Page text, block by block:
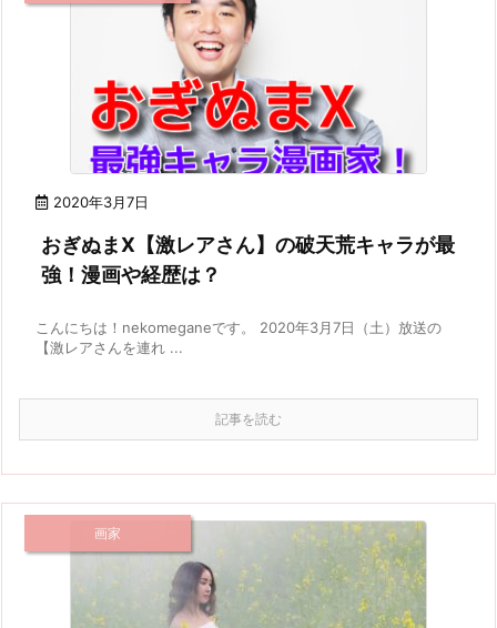
2020年3月7日
おぎぬまX【激レアさん】の破天荒キャラが最
強！漫画や経歴は？
こんにちは！nekomeganeです。 2020年3月7日（土）放送の
【激レアさんを連れ ...
記事を読む
画家